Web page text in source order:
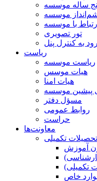
ساله موسسه
موسسه
ارتباط با موسسه
تور تصویری
به کنترل پنل
ریاست
ریاست موسسه
هیات موسس
هیات امنا
پیشین موسسه
مسؤل دفتر
روابط عمومی
حراست
معاونت‌ها
تکمیلی
آموزش
تکمیلی)
خاص